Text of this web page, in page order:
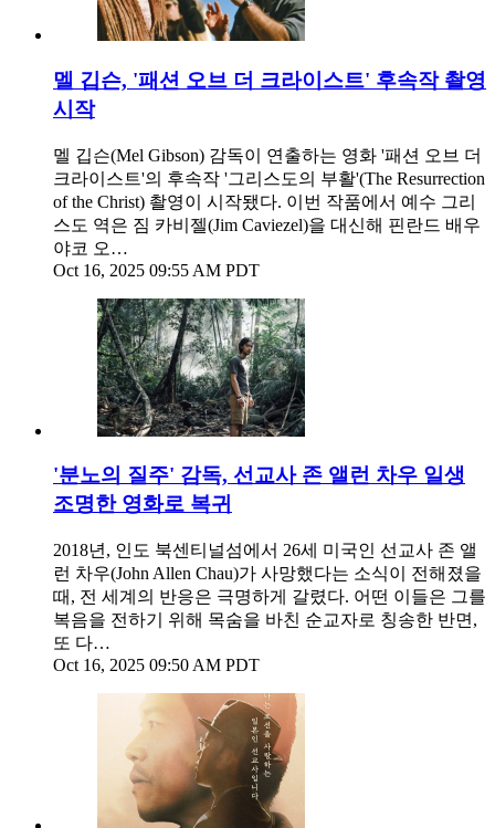
멜 깁슨, '패션 오브 더 크라이스트' 후속작 촬영
시작
멜 깁슨(Mel Gibson) 감독이 연출하는 영화 '패션 오브 더
크라이스트'의 후속작 '그리스도의 부활'(The Resurrection
of the Christ) 촬영이 시작됐다. 이번 작품에서 예수 그리
스도 역은 짐 카비젤(Jim Caviezel)을 대신해 핀란드 배우
야코 오…
Oct 16, 2025 09:55 AM PDT
'분노의 질주' 감독, 선교사 존 앨런 차우 일생
조명한 영화로 복귀
2018년, 인도 북센티널섬에서 26세 미국인 선교사 존 앨
런 차우(John Allen Chau)가 사망했다는 소식이 전해졌을
때, 전 세계의 반응은 극명하게 갈렸다. 어떤 이들은 그를
복음을 전하기 위해 목숨을 바친 순교자로 칭송한 반면,
또 다…
Oct 16, 2025 09:50 AM PDT